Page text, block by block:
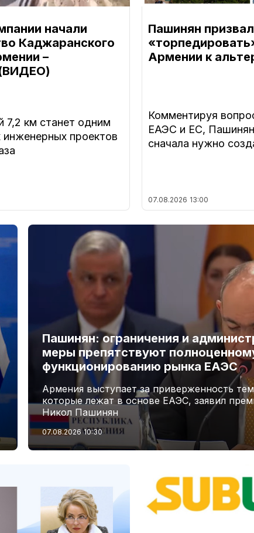
начали
Каджаранского
–
7,2 км станет одним
проектов
Пашинян
Армении к
Комментируя
ЕАЭС и ЕС,
сначала нужно
07.08.2026 13:00
Пашинян: ограничения и
меры препятствуют
функционированию рынка ЕАЭС
Армения выступает за приверженность
которые лежат в основе ЕАЭС, заявил
Никол Пашинян
07.08.2026 10:30